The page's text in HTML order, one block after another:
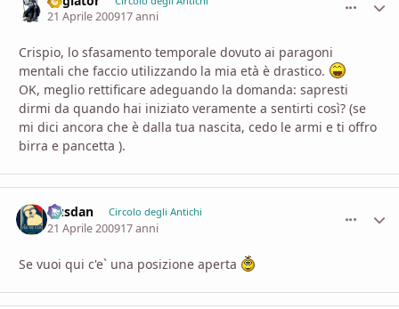
21 Aprile 200917 anni
Crispio, lo sfasamento temporale dovuto ai paragoni
mentali che faccio utilizzando la mia età è drastico.
OK, meglio rettificare adeguando la domanda: sapresti
dirmi da quando hai iniziato veramente a sentirti così? (se
mi dici ancora che è dalla tua nascita, cedo le armi e ti offro
birra e pancetta ).
Dusdan Circolo degli Antichi
21 Aprile 200917 anni
Se vuoi qui c'e` una posizione aperta